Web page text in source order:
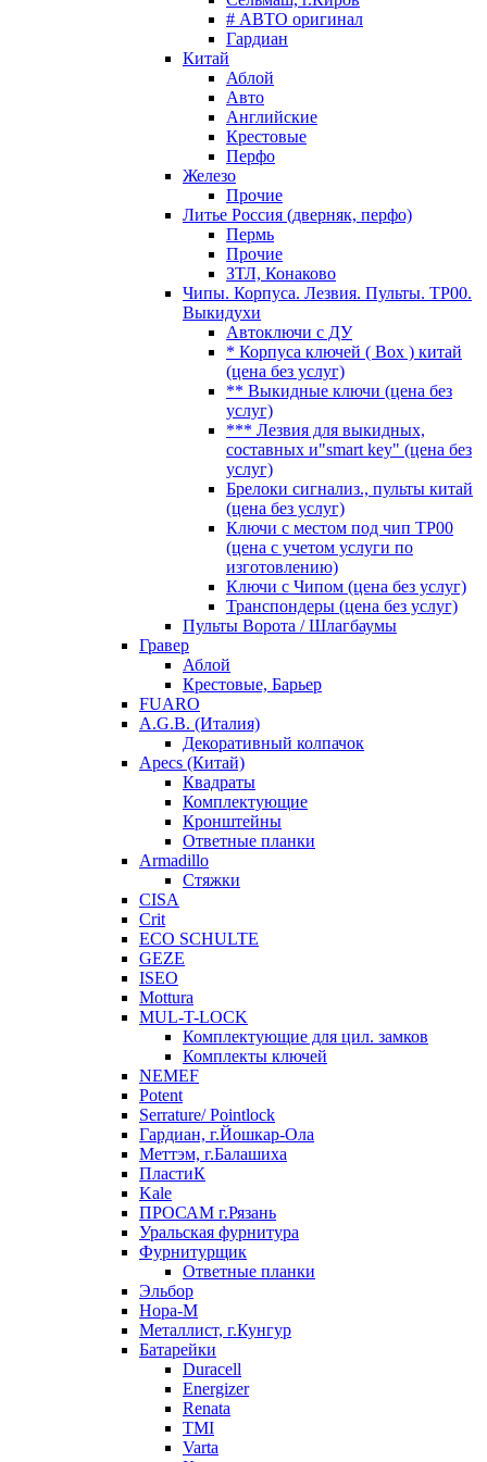
# АВТО оригинал
Гардиан
Китай
Аблой
Авто
Английские
Крестовые
Перфо
Железо
Прочие
Литье Россия (дверняк, перфо)
Пермь
Прочие
ЗТЛ, Конаково
Чипы. Корпуса. Лезвия. Пульты. TP00.
Выкидухи
Автоключи с ДУ
* Корпуса ключей ( Box ) китай
(цена без услуг)
** Выкидные ключи (цена без
услуг)
*** Лезвия для выкидных,
составных и"smart key" (цена без
услуг)
Брелоки сигнализ., пульты китай
(цена без услуг)
Ключи с местом под чип TP00
(цена с учетом услуги по
изготовлению)
Ключи с Чипом (цена без услуг)
Транспондеры (цена без услуг)
Пульты Ворота / Шлагбаумы
Гравер
Аблой
Крестовые, Барьер
FUARO
A.G.B. (Италия)
Декоративный колпачок
Apecs (Китай)
Квадраты
Комплектующие
Кронштейны
Ответные планки
Armadillo
Стяжки
CISA
Crit
ECO SCHULTE
GEZE
ISEO
Mottura
MUL-T-LOCK
Комплектующие для цил. замков
Комплекты ключей
NEMEF
Potent
Serrature/ Pointlock
Гардиан, г.Йошкар-Ола
Меттэм, г.Балашиха
ПластиК
Kale
ПРОСАМ г.Рязань
Уральская фурнитура
Фурнитурщик
Ответные планки
Эльбор
Нора-М
Металлист, г.Кунгур
Батарейки
Duracell
Energizer
Renata
TMI
Varta